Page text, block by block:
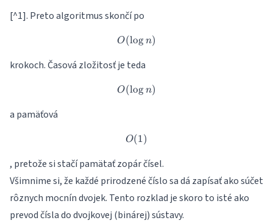
[^1]. Preto algoritmus skončí po
O(\log n)
O(log n)
krokoch. Časová zložitosť je teda
O(\log n)
O(log n)
a pamäťová
O(1)
O(1)
, pretože si stačí pamätať zopár čísel.
Všimnime si, že každé prirodzené číslo sa dá zapísať ako súčet
rôznych mocnín dvojek. Tento rozklad je skoro to isté ako
prevod čísla do dvojkovej (binárej) sústavy.